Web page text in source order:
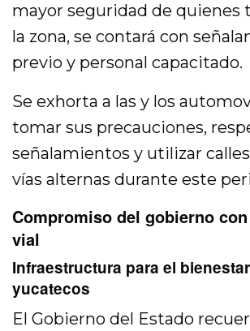
mayor seguridad de quienes
la zona, se contará con
previo y personal capacitado.
Se exhorta a las y los
tomar sus precauciones,
señalamientos y utilizar
vías alternas durante este
Compromiso del gobierno
vial
Infraestructura para el
yucatecos
El Gobierno del Estado